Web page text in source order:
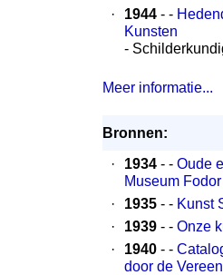
·
1944 - -
Kunsten
-
Meer informatie...
Bronnen:
·
1934 - - Oude
Museum Fodor
·
1935 - - Kunst
·
1939 - - Onze
·
1940 - -
door de